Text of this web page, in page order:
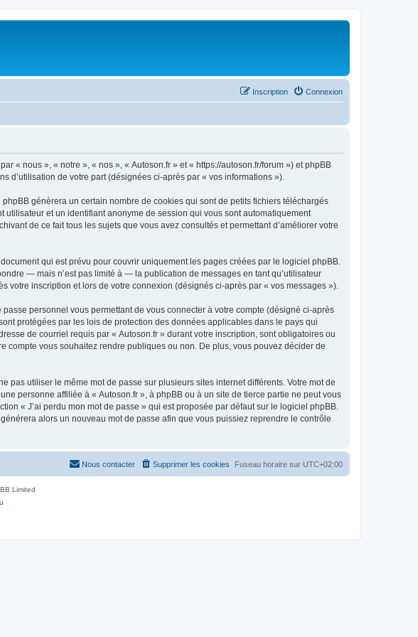
Connexion
Inscription
« nous », « notre », « nos », « Autoson.fr » et « https://autoson.fr/forum ») et phpBB
d’utilisation de votre part (désignées ci-après par « vos informations »).
génèrera un certain nombre de cookies qui sont de petits fichiers téléchargés
et un identifiant anonyme de session qui vous sont automatiquement
de ce fait tous les sujets que vous avez consultés et permettant d’améliorer votre
qui est prévu pour couvrir uniquement les pages créées par le logiciel phpBB.
— mais n’est pas limité à — la publication de messages en tant qu’utilisateur
votre inscription et lors de votre connexion (désignés ci-après par « vos messages »).
personnel vous permettant de vous connecter à votre compte (désigné ci-après
protégées par les lois de protection des données applicables dans le pays qui
de courriel requis par « Autoson.fr » durant votre inscription, sont obligatoires ou
compte vous souhaitez rendre publiques ou non. De plus, vous pouvez décider de
pas utiliser le même mot de passe sur plusieurs sites internet différents. Votre mot de
personne affiliée à « Autoson.fr », à phpBB ou à un site de tierce partie ne peut vous
« J’ai perdu mon mot de passe » qui est proposée par défaut sur le logiciel phpBB.
alors un nouveau mot de passe afin que vous puissiez reprendre le contrôle
Fuseau horaire sur UTC+02:00
Supprimer les cookies
Nous contacter
Limited